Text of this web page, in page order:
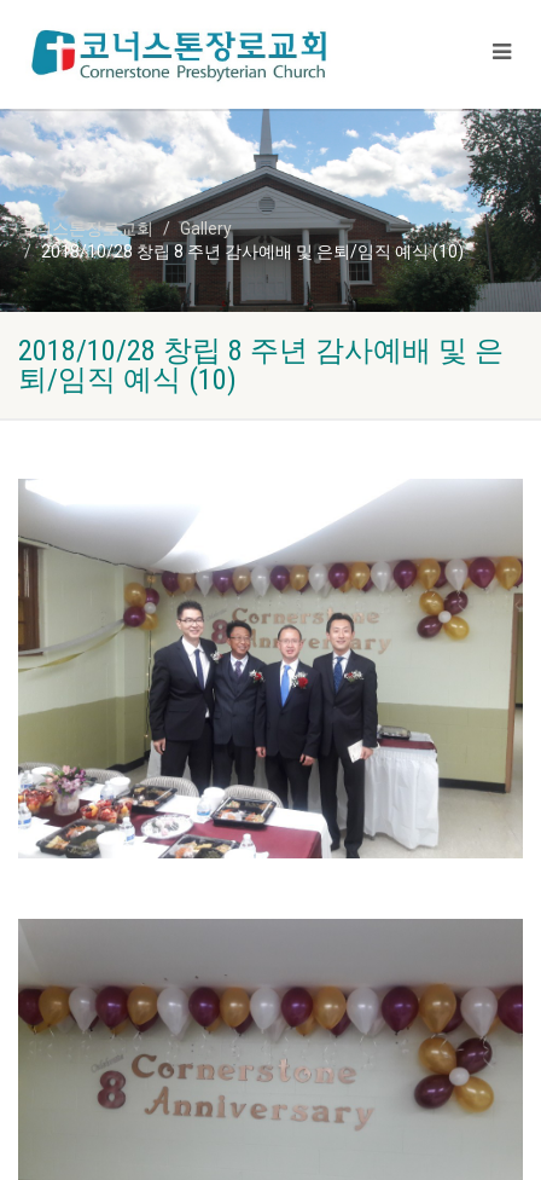
코너스톤장로교회
Gallery
2018/10/28 창립 8 주년 감사예배 및 은퇴/임직 예식 (10)
2018/10/28 창립 8 주년 감사예배 및 은
퇴/임직 예식 (10)